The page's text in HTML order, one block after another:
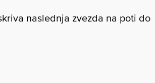
naslednja zvezda na poti do